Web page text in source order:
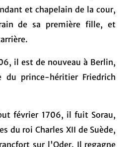
et chapelain de la cour,
de sa première fille, et
il est de nouveau à Berlin,
du prince-héritier Friedrich
février 1706, il fuit Sorau,
du roi Charles XII de Suède,
sur l'Oder. Il regagne